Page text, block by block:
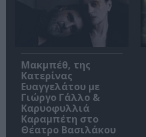
Μακμπέθ, της
Κατερίνας
Ευαγγελάτου με
Γιώργο Γάλλο &
Καρυοφυλλιά
Καραμπέτη στο
Θέατρο Βασιλάκου